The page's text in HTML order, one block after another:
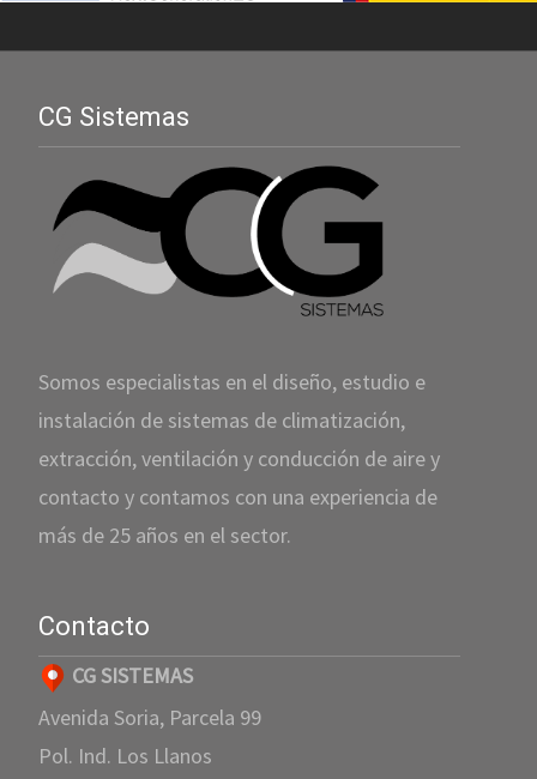
CG Sistemas
Somos especialistas en el diseño, estudio e
instalación de sistemas de climatización,
extracción, ventilación y conducción de aire y
contacto y contamos con una experiencia de
más de 25 años en el sector.
Contacto
CG SISTEMAS
Avenida Soria, Parcela 99
Pol. Ind. Los Llanos